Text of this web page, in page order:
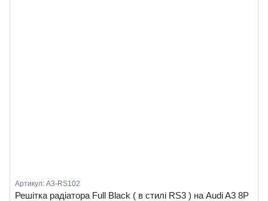
Артикул: A3-RS102
Решітка радіатора Full Black ( в стилі RS3 ) на Audi A3 8P